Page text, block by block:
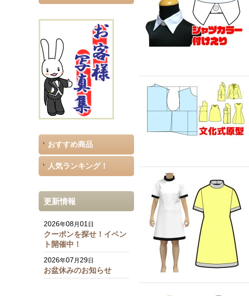
おすすめ商品
人気ランキング！
更新情報
2026年08月01 日
クーポンを探せ！イベン
ト開催中！
2026年07 月 29日
お盆休みのお知らせ